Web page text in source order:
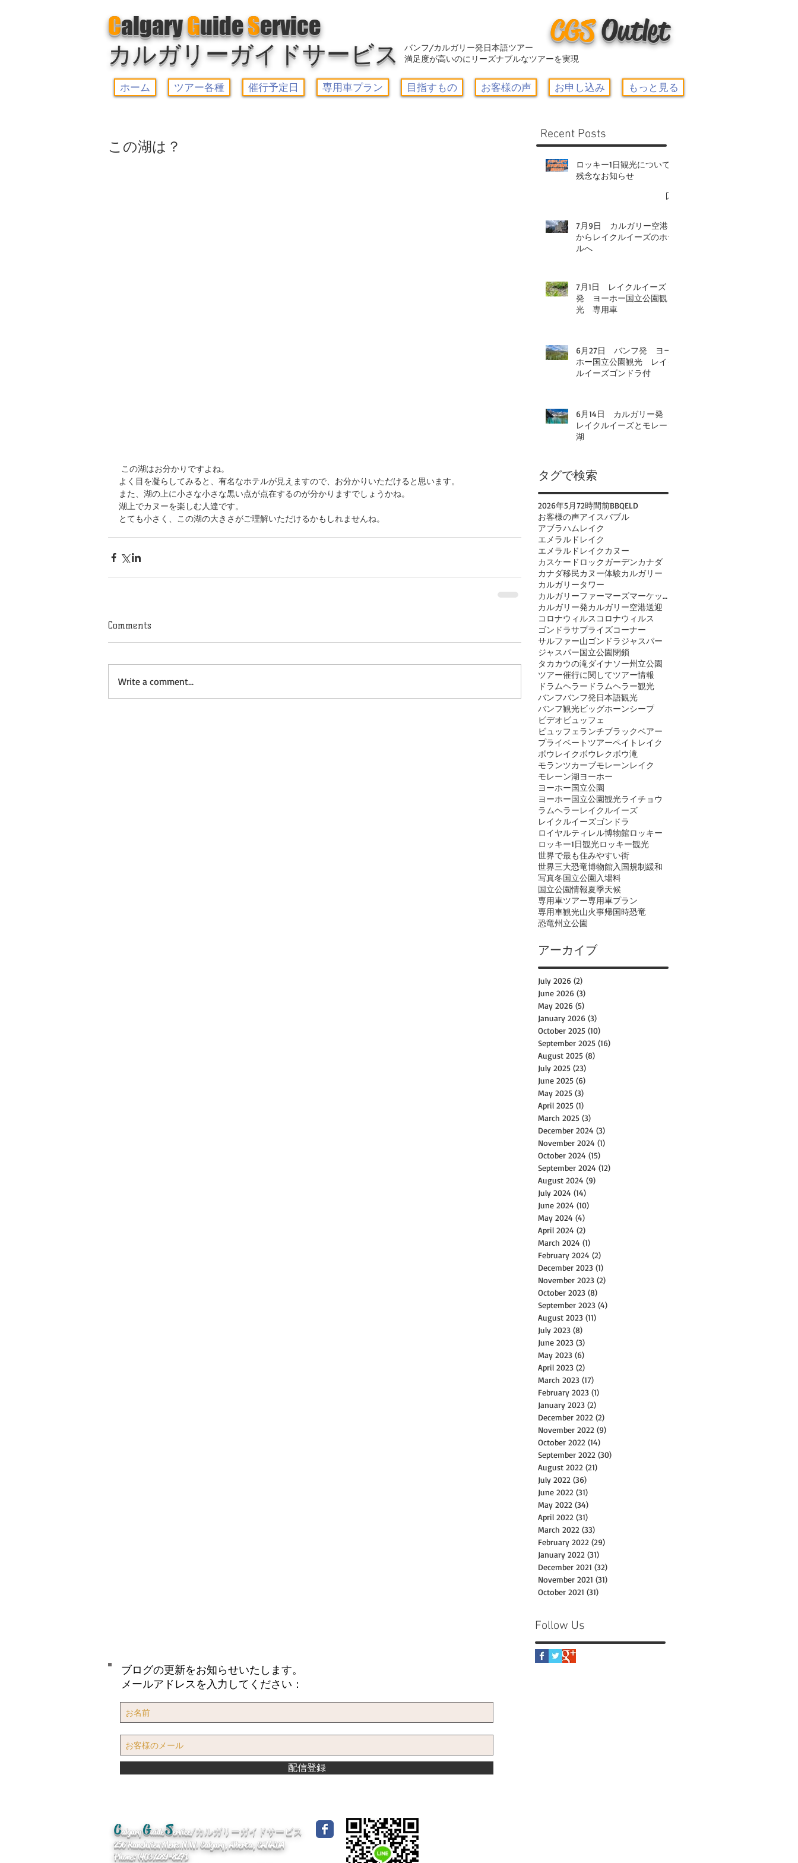
CalgaryGuideService
カルガリーガイドサービス
CGSOutlet
バンフ/カルガリー発日本語ツアー
満足度が高いのにリーズナブルなツアーを実現
ホーム ツアー各種 催行予定日 専用車プラン 目指すもの お客様の声 お申し込み もっと見る
この湖は？
この湖はお分かりですよね。
よく目を凝らしてみると、有名なホテルが見えますので、お分かりいただけると思います。
また、湖の上に小さな小さな黒い点が点在するのが分かりますでしょうかね。
湖上でカヌーを楽しむ人達です。
とても小さく、この湖の大きさがご理解いただけるかもしれませんね。
Comments
Write a comment...
Recent Posts
ロッキー1日観光について-
残念なお知らせ
7月9日 カルガリー空港
からレイクルイーズのホテ
ルへ
7月1日 レイクルイーズ
発 ヨーホー国立公園観
光 専用車
6月27日 バンフ発 ヨー
ホー国立公園観光 レイク
ルイーズゴンドラ付
6月14日 カルガリー発
レイクルイーズとモレーン
湖
タグで検索
2026年5月72時間前BBQELD
お客様の声アイスバブル
アブラハムレイク
エメラルドレイク
エメラルドレイクカヌー
カスケードロックガーデンカナダ
カナダ移民カヌー体験カルガリー
カルガリータワー
カルガリーファーマーズマーケット
カルガリー発カルガリー空港送迎
コロナウィルス コロナウィルス
ゴンドラサプライズコーナー
サルファー山ゴンドラジャスパー
ジャスパー国立公園閉鎖
タカカウの滝ダイナソー州立公園
ツアー催行に関してツアー情報
ドラムヘラー ドラムヘラー観光
バンフバンフ発日本語観光
バンフ観光ビッグホーンシープ
ビデオビュッフェ
ビュッフェランチブラックベアー
プライベートツアーペイトレイク
ボウレイクボウレクボウ滝
モランツカーブモレーンレイク
モレーン湖ヨーホー
ヨーホー国立公園
ヨーホー国立公園観光ライチョウ
ラムヘラーレイクルイーズ
レイクルイーズゴンドラ
ロイヤルティレル博物館ロッキー
ロッキー1日観光ロッキー観光
世界で最も住みやすい街
世界三大恐竜博物館入国規制緩和
写真冬国立公園入場料
国立公園情報夏季天候
専用車ツアー専用車プラン
専用車観光山火事帰国時恐竜
恐竜州立公園
アーカイブ
July 2026 (2)
June 2026 (3)
May 2026 (5)
January 2026 (3)
October 2025 (10)
September 2025 (16)
August 2025 (8)
July 2025 (23)
June 2025 (6)
May 2025 (3)
April 2025 (1)
March 2025 (3)
December 2024 (3)
November 2024 (1)
October 2024 (15)
September 2024 (12)
August 2024 (9)
July 2024 (14)
June 2024 (10)
May 2024 (4)
April 2024 (2)
March 2024 (1)
February 2024 (2)
December 2023 (1)
November 2023 (2)
October 2023 (8)
September 2023 (4)
August 2023 (11)
July 2023 (8)
June 2023 (3)
May 2023 (6)
April 2023 (2)
March 2023 (17)
February 2023 (1)
January 2023 (2)
December 2022 (2)
November 2022 (9)
October 2022 (14)
September 2022 (30)
August 2022 (21)
July 2022 (36)
June 2022 (31)
May 2022 (34)
April 2022 (31)
March 2022 (33)
February 2022 (29)
January 2022 (31)
December 2021 (32)
November 2021 (31)
October 2021 (31)
Follow Us
ブログの更新をお知らせいたします。
メールアドレスを入力してください：
配信登録
CalgaryGuideService/カルガリーガイドサービス
256 Ranchview Mews. N.W. Calgary, Alberta, CANADA
Phone: (403)289-8271